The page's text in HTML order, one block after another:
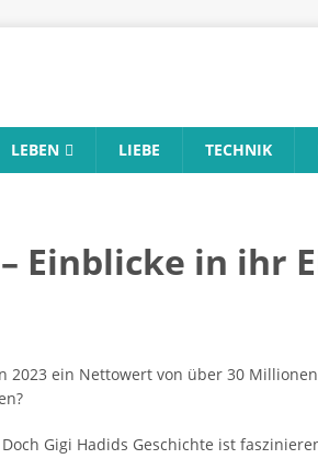
LEBEN LIEBE TECHNIK
Einblicke in ihr
2023 ein Nettowert von über 30
Gigi Hadids Geschichte ist